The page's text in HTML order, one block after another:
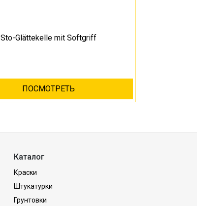
Sto-Glättekelle mit Softgriff
ПОСМОТРЕТЬ
Каталог
Краски
Штукатурки
Грунтовки